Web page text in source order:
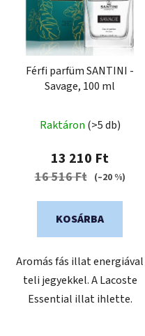
Férfi parfüm SANTINI -
Savage, 100 ml
Raktáron (>5 db)
13 210 Ft
16 516 Ft (–20 %)
KOSÁRBA
Aromás fás illat energiával
teli jegyekkel. A Lacoste
Essential illat ihlette.